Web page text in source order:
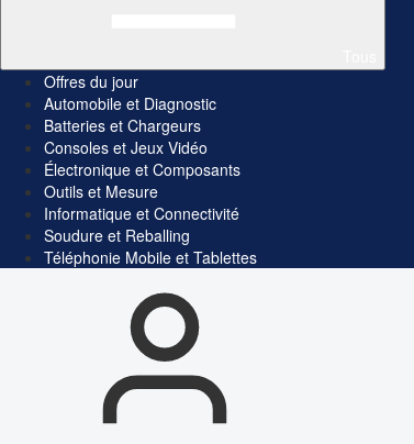
Offres du jour
Automobile et Diagnostic
Batteries et Chargeurs
Consoles et Jeux Vidéo
Électronique et Composants
Outils et Mesure
Informatique et Connectivité
Soudure et Reballing
Téléphonie Mobile et Tablettes